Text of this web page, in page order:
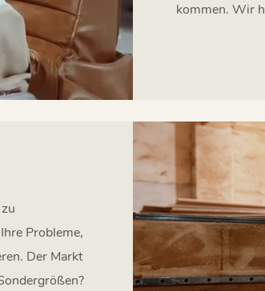
kommen. Wir
Probleme,
Der Markt